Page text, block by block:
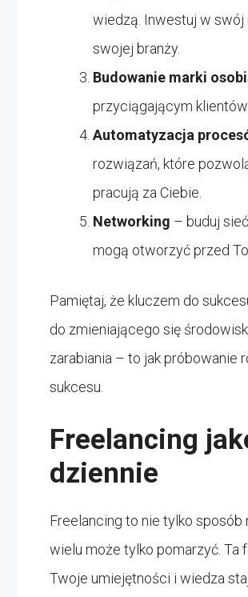
wiedzą. Inwestuj w swój
swojej branży.
Budowanie marki
przyciągającym
Automatyzacja
rozwiązań, które
pracują za Ciebie.
Networking – buduj
mogą otworzyć przed
Pamiętaj, że kluczem do
do zmieniającego się
zarabiania – to jak próbowanie
sukcesu.
Freelancing
dziennie
Freelancing to nie tylko
wielu może tylko pomarzyć. Ta
Twoje umiejętności i wiedza